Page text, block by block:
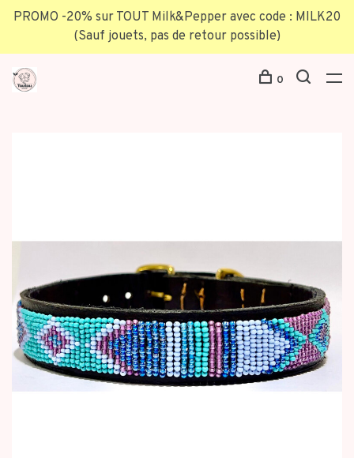
PROMO -20% sur TOUT Milk&Pepper avec code : MILK20
(Sauf jouets, pas de retour possible)
0